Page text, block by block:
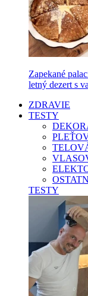
Zapekané
letný dezert s
ZDRAVIE
TESTY
TESTY